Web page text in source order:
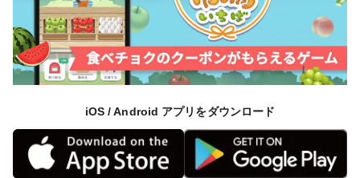
iOS / Android アプリをダウンロード